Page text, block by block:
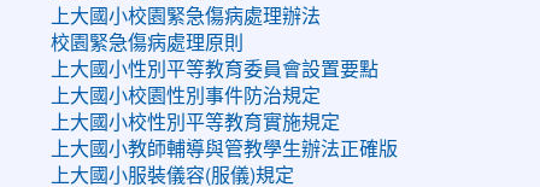
上大國小校園緊急傷病處理辦法
校園緊急傷病處理原則
上大國小性別平等教育委員會設置要點
上大國小校園性別事件防治規定
上大國小校性別平等教育實施規定
上大國小教師輔導與管教學生辦法正確版
上大國小服裝儀容(服儀)規定